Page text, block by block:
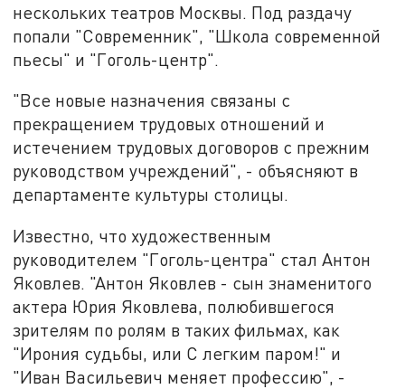
нескольких театров Москвы. Под раздачу
попали "Современник", "Школа современной
пьесы" и "Гоголь-центр".
"Все новые назначения связаны с
прекращением трудовых отношений и
истечением трудовых договоров с прежним
руководством учреждений", - объясняют в
департаменте культуры столицы.
Известно, что художественным
руководителем "Гоголь-центра" стал Антон
Яковлев. "Антон Яковлев - сын знаменитого
актера Юрия Яковлева, полюбившегося
зрителям по ролям в таких фильмах, как
"Ирония судьбы, или С легким паром!" и
"Иван Васильевич меняет профессию", -